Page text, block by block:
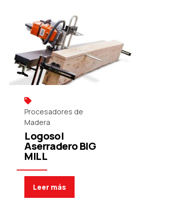
Procesadores de
Madera
Logosol
Aserradero BIG
MILL
Leer más